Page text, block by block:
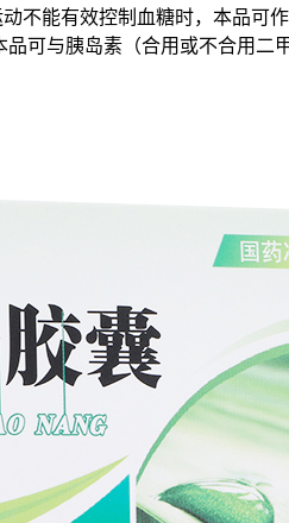
不能有效控制血糖时，本品
可与胰岛素（合用或不合用